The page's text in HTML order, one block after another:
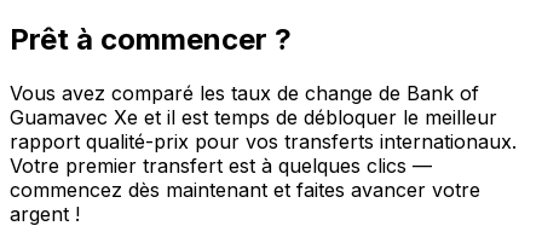
Prêt à commencer ?
Vous avez comparé les taux de change de Bank of
Guamavec Xe et il est temps de débloquer le meilleur
rapport qualité-prix pour vos transferts internationaux.
Votre premier transfert est à quelques clics —
commencez dès maintenant et faites avancer votre
argent !